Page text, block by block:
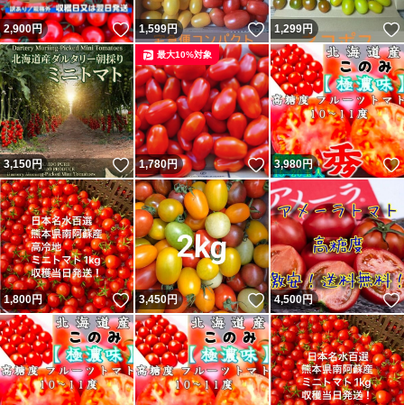
2,900円 いいね！
1,599円 いいね！
1,299円
3,150円 いいね！
1,780円 いいね！
最大10%対象
3,980円
1,800円 いいね！
3,450円 いいね！
4,500円